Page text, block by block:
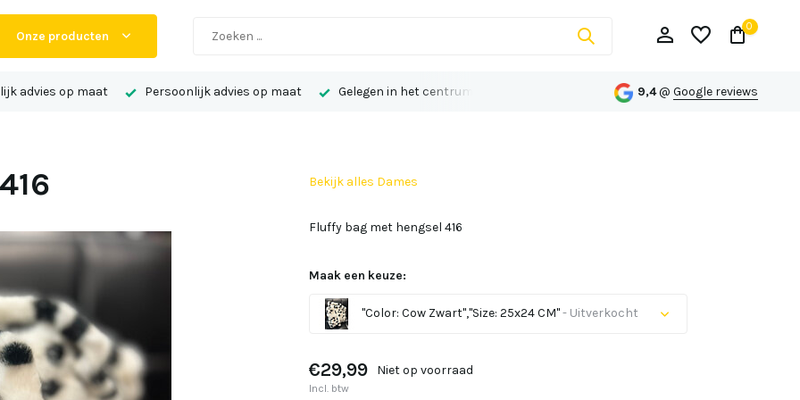
Onze producten
0
advies op maat Persoonlijk advies op maat Gelegen in het centrum van Echt Persoonlijk advies op maat
9,4@ Google reviews
Bekijk alles Dames
Fluffy bag met hengsel 416
Maak een keuze:
"Color: Cow Zwart","Size: 25x24 CM"- Uitverkocht
€29,99 Niet op voorraad
Incl. btw